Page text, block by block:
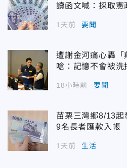
讀函文喊：採取憲
1天前 要聞
遭謝金河痛心轟「
嗆：記憶不會被洗
18小時前 要聞
苗栗三灣鄉8/13
9名長者匯款入帳
1天前 生活